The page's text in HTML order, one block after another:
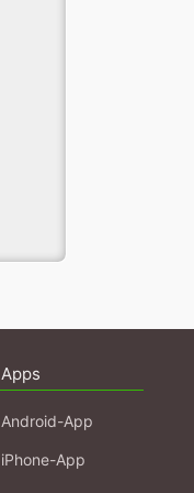
Apps
Android-App
iPhone-App